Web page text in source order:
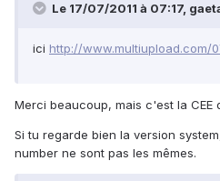
Le 17/07/2011 à 07:17,
ici http://www.multiupload.com/
Merci beaucoup, mais c'est la CEE
Si tu regarde bien la version
number ne sont pas les mêmes.